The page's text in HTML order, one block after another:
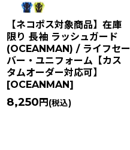
【ネコポス対象商品】在庫
限り 長袖 ラッシュガード
(OCEANMAN) / ライフセー
バー・ユニフォーム【カス
タムオーダー対応可】
[OCEANMAN]
8,250 円 (税込)